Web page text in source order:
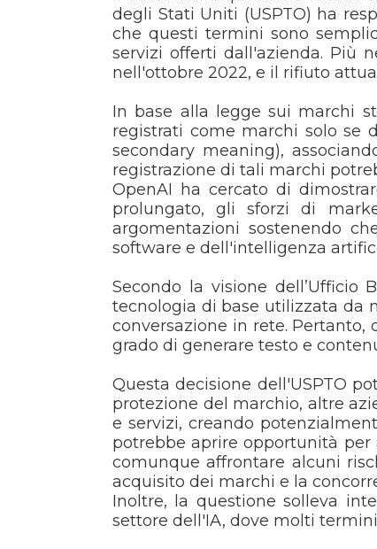
degli Stati Uniti (USPTO) ha
che questi termini sono
servizi offerti dall'azienda. Più
nell'ottobre 2022, e il rifiuto
In base alla legge sui marchi
registrati come marchi solo se
secondary meaning),
registrazione di tali marchi
OpenAI ha cercato di
prolungato, gli sforzi di
argomentazioni sostenendo
software e dell'intelligenza
Secondo la visione dell’Ufficio
tecnologia di base utilizzata da
conversazione in rete.
grado di generare testo e
Questa decisione dell'USPTO
protezione del marchio, altre
e servizi, creando
potrebbe aprire opportunità
comunque affrontare alcuni
acquisito dei marchi e la
Inoltre, la questione solleva
settore dell'IA, dove molti